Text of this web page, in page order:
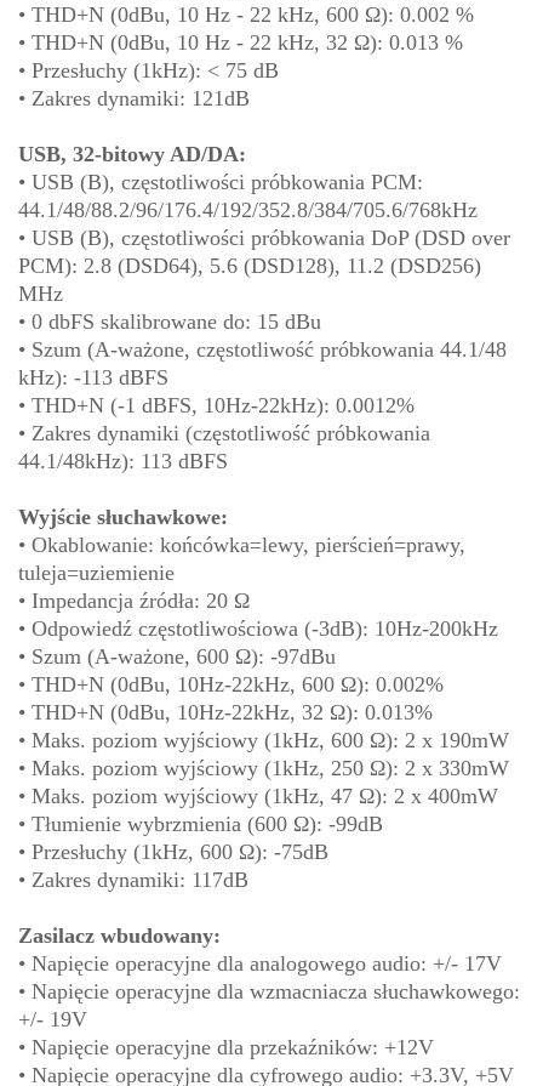
• THD+N (0dBu, 10 Hz - 22 kHz, 600 Ω): 0.002 %
• THD+N (0dBu, 10 Hz - 22 kHz, 32 Ω): 0.013 %
• Przesłuchy (1kHz): < 75 dB
• Zakres dynamiki: 121dB
USB, 32-bitowy AD/DA:
• USB (B), częstotliwości próbkowania PCM:
44.1/48/88.2/96/176.4/192/352.8/384/705.6/768kHz
• USB (B), częstotliwości próbkowania DoP (DSD over
PCM): 2.8 (DSD64), 5.6 (DSD128), 11.2 (DSD256)
MHz
• 0 dbFS skalibrowane do: 15 dBu
• Szum (A-ważone, częstotliwość próbkowania 44.1/48
kHz): -113 dBFS
• THD+N (-1 dBFS, 10Hz-22kHz): 0.0012%
• Zakres dynamiki (częstotliwość próbkowania
44.1/48kHz): 113 dBFS
Wyjście słuchawkowe:
• Okablowanie: końcówka=lewy, pierścień=prawy,
tuleja=uziemienie
• Impedancja źródła: 20 Ω
• Odpowiedź częstotliwościowa (-3dB): 10Hz-200kHz
• Szum (A-ważone, 600 Ω): -97dBu
• THD+N (0dBu, 10Hz-22kHz, 600 Ω): 0.002%
• THD+N (0dBu, 10Hz-22kHz, 32 Ω): 0.013%
• Maks. poziom wyjściowy (1kHz, 600 Ω): 2 x 190mW
• Maks. poziom wyjściowy (1kHz, 250 Ω): 2 x 330mW
• Maks. poziom wyjściowy (1kHz, 47 Ω): 2 x 400mW
• Tłumienie wybrzmienia (600 Ω): -99dB
• Przesłuchy (1kHz, 600 Ω): -75dB
• Zakres dynamiki: 117dB
Zasilacz wbudowany:
• Napięcie operacyjne dla analogowego audio: +/- 17V
• Napięcie operacyjne dla wzmacniacza słuchawkowego:
+/- 19V
• Napięcie operacyjne dla przekaźników: +12V
• Napięcie operacyjne dla cyfrowego audio: +3.3V, +5V